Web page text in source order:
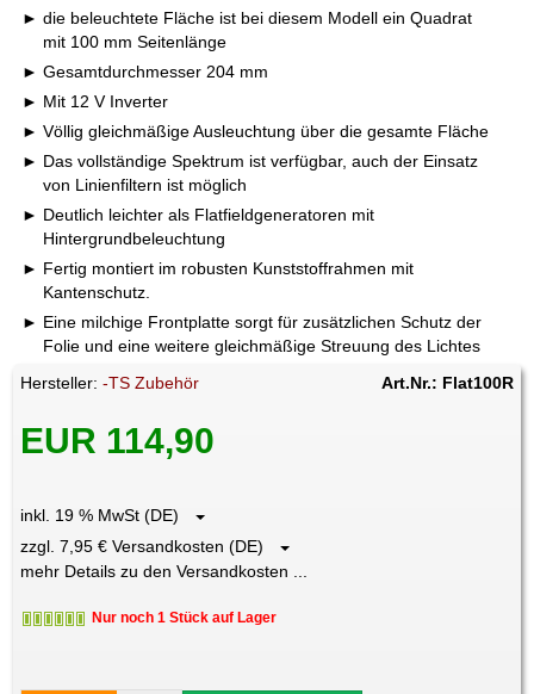
die beleuchtete Fläche ist bei diesem Modell ein Quadrat
mit 100 mm Seitenlänge
Gesamtdurchmesser 204 mm
Mit 12 V Inverter
Völlig gleichmäßige Ausleuchtung über die gesamte Fläche
Das vollständige Spektrum ist verfügbar, auch der Einsatz
von Linienfiltern ist möglich
Deutlich leichter als Flatfieldgeneratoren mit
Hintergrundbeleuchtung
Fertig montiert im robusten Kunststoffrahmen mit
Kantenschutz.
Eine milchige Frontplatte sorgt für zusätzlichen Schutz der
Folie und eine weitere gleichmäßige Streuung des Lichtes
Hersteller:-TS Zubehör Art.Nr.: Flat100R
EUR 114,90
inkl. 19 % MwSt (DE)
zzgl. 7,95 € Versandkosten (DE)
mehr Details zu den Versandkosten ...
Nur noch 1 Stück auf Lager